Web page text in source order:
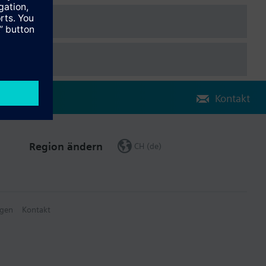
in Übereinstimmung mit dem BACnet-Standard inklusive B-BC-
Kontakt
Region ändern CH (de)
Kontakt